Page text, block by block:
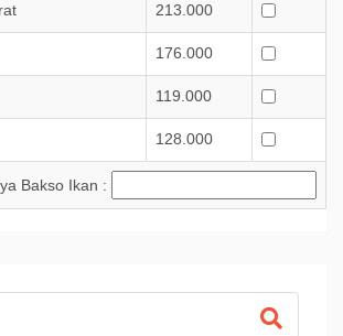
213.000
176.000
119.000
128.000
Bakso Ikan :